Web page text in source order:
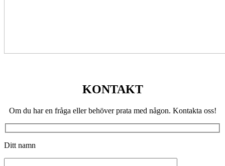
KONTAKT
Om du har en fråga eller behöver prata med någon. Kontakta oss!
Ditt namn